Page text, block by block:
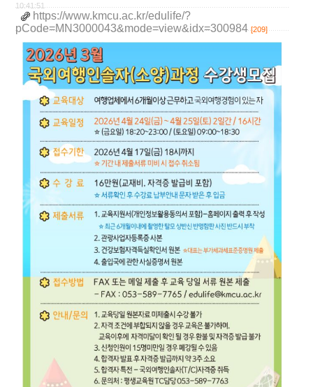
10:41:51
https://www.kmcu.ac.kr/edulife/?
pCode=MN3000043&mode=view&idx=300984 [209]